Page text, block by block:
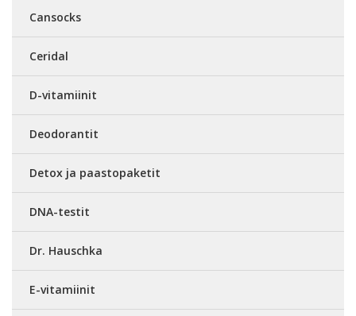
Cansocks
Ceridal
D-vitamiinit
Deodorantit
Detox ja paastopaketit
DNA-testit
Dr. Hauschka
E-vitamiinit